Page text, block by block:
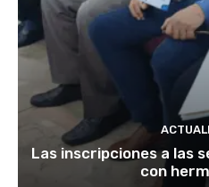
Las inscripciones a las
con